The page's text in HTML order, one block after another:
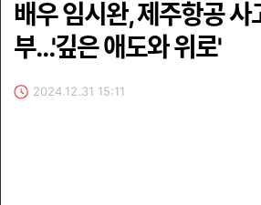
배우 임시완, 제주항공 사
부…'깊은 애도와 위로'
2024.12.31 15:11